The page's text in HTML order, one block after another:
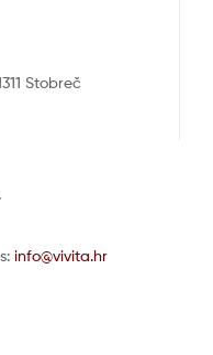
Stobreč
info@vivita.hr